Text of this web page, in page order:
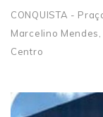
CONQUISTA -
Marcelino
Centro